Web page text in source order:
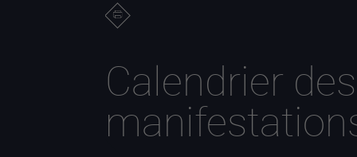
Formation
environnement
Informations parcelles
Guichet virtuel
Annuaire communal
Programme de
législature
Stratégies
Jumelage
Calendrier des